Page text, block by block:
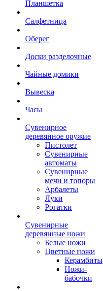
Планшетка
Салфетница
Оберег
Доски разделочные
Чайные домики
Вывеска
Часы
Сувенирное
деревянное оружие
Пистолет
Сувенирные
автоматы
Сувенирные
мечи и топоры
Арбалеты
Луки
Рогатки
Сувенирные
деревянные ножи
Белые ножи
Цветные ножи
Керамбиты
Ножи-
бабочки